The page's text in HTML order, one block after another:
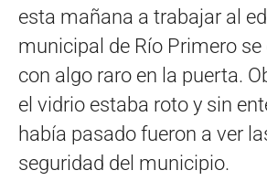
esta mañana a trabajar al
municipal de Río Primero
con algo raro en la puerta.
el vidrio estaba roto y sin
había pasado fueron a ver
seguridad del municipio.